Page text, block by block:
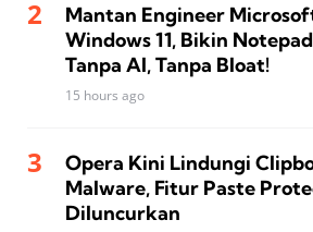
Mantan Engineer
Windows 11, Bikin
Tanpa AI, Tanpa Bloat!
15 hours ago
Opera Kini Lindungi
Malware, Fitur Paste
Diluncurkan